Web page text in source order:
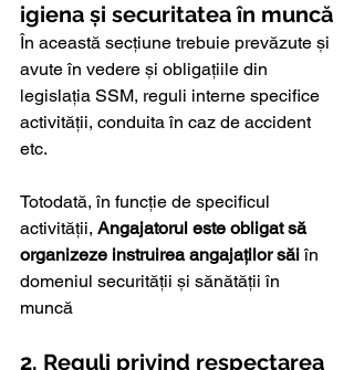
igiena și securitatea în muncă
În această secțiune trebuie prevăzute și
avute în vedere și obligațiile din
legislația SSM, reguli interne specifice
activității, conduita în caz de accident
etc.
Totodată, în funcție de specificul
activității, Angajatorul este obligat să
organizeze instruirea angajaților săi în
domeniul securității și sănătății în
muncă
2. Reguli privind respectarea